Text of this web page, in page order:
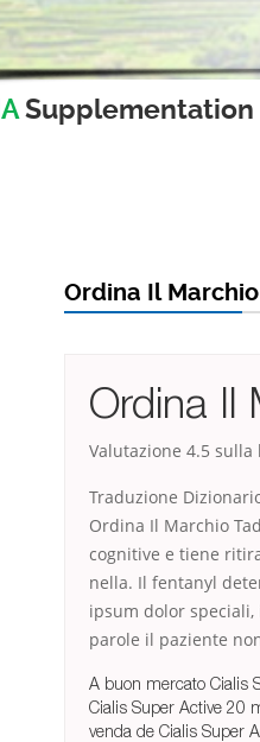
ASupplementation
Ordina Il
Ordina Il
Valutazione 4.5 sulla
Traduzione
Ordina Il Marchio
cognitive e tiene
nella. Il fentanyl
ipsum dolor
parole il paziente
A buon mercato Cialis
Cialis Super Active 20
venda de Cialis Super